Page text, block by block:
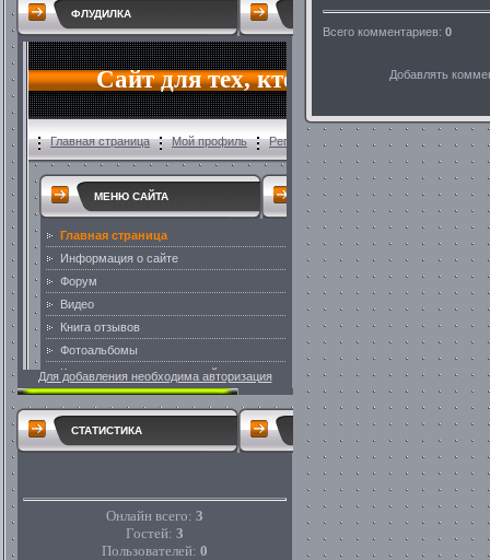
ФЛУДИЛКА
Для добавления необходима авторизация
СТАТИСТИКА
Онлайн всего: 3
Гостей: 3
Пользователей: 0
Всего комментариев: 0
Добавлять